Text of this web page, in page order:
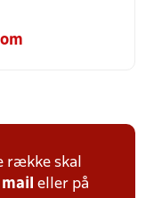
række skal
mail eller på